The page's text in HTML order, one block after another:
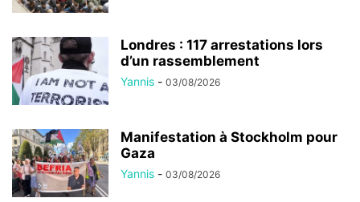
Londres : 117 arrestations lors
d’un rassemblement
Yannis - 03/08/2026
Manifestation à Stockholm pour
Gaza
Yannis - 03/08/2026